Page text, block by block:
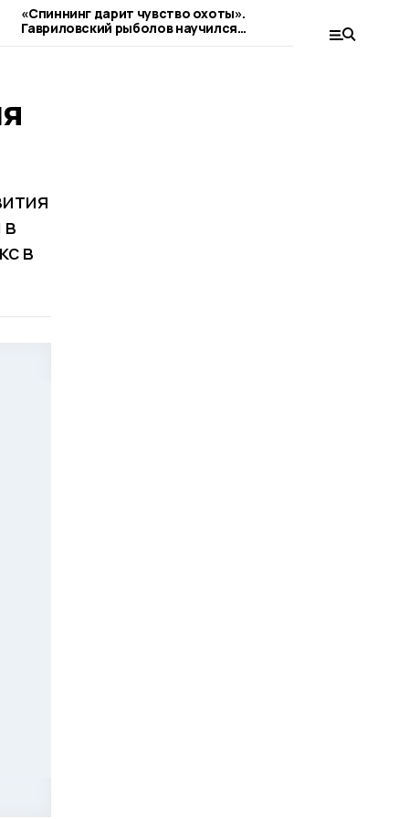
«Спиннинг дарит чувство охоты».
Гавриловский рыболов научился
«читать» реку и привлекать добычу
ГТО
в